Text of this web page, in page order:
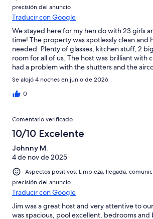
precisión del anuncio
Traducir con Google
We stayed here for my hen do with 23 girls
time! The property was spotlessly clean and
needed. Plenty of glasses, kitchen stuff, 2
room for all of us. The host was brilliant with
had a problem with the shutters and the
minutes of messaging the host, a
and fixed it (was only a tripped switch). The
only downside is there no where near
are there have lovely thick cushions so very
is seating too, but with girls who like to
an issue. The property is perfectly situated, a
bars and supermarket but you will need
However they are so cheap and very easy to
downside to the property is the basement.
at urgently! The smell of damp and mould is
of the rooms were not able to be used. This
basement though and the rest of the house is
100% book again and recommend to anyone.
time.
Se alojó 4 noches en junio de 2026
0
Comentario verificado
10/10 Excelente
Johnny M.
4 de nov de 2025
Aspectos positivos: Limpieza, llegada,
precisión del anuncio
Traducir con Google
Jim was a great host and very attentive to
was spacious, pool excellent, bedrooms and